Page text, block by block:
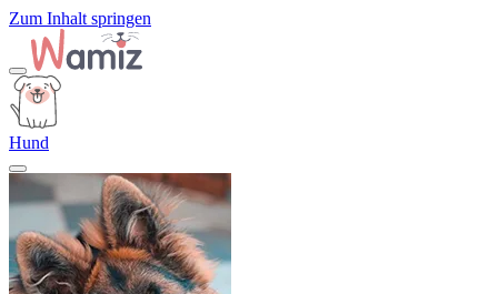
Zum Inhalt springen
Hund